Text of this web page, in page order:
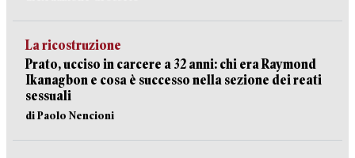
La ricostruzione
Prato, ucciso in carcere a 32 anni: chi era Raymond
Ikanagbon e cosa è successo nella sezione dei reati
sessuali
di Paolo Nencioni